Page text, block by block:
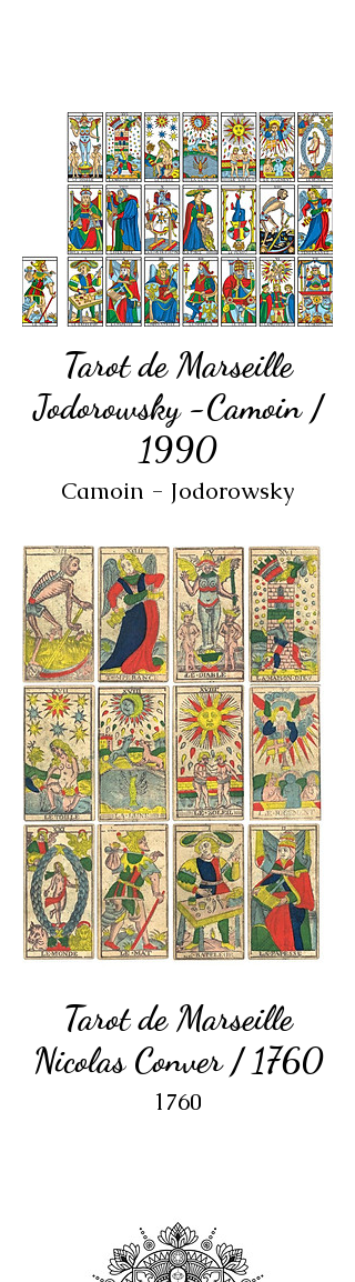
Tarot de Marseille
Jodorowsky -Camoin /
1990
Camoin - Jodorowsky
Tarot de Marseille
Nicolas Conver / 1760
1760